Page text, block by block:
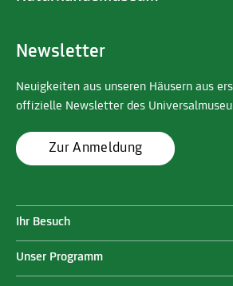
Newsletter
Neuigkeiten aus unseren Häusern aus
offizielle Newsletter des
Zur Anmeldung
Ihr Besuch
Unser Programm